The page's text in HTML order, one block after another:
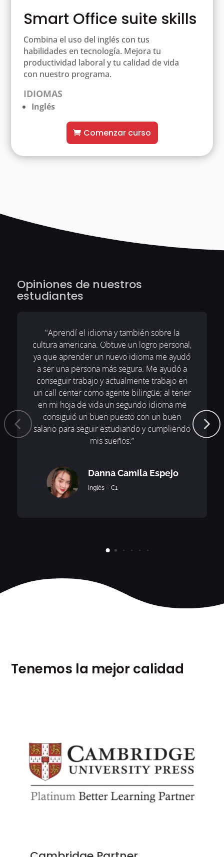
Smart Office suite skills
Combina el uso del inglés con tus
habilidades en tecnología. Mejora tu
productividad laboral y tu calidad de vida
con nuestro programa.
IDIOMAS
Inglés
Comenzar curso
Opiniones de nuestros
estudiantes
"Aprendí el idioma y también sobre la
cultura americana. Obtuve un logro personal,
ya que aprender un nuevo idioma me ayudó
a ser una persona más segura. Me ayudó a
conseguir trabajo y actualmente trabajo en
un call center como agente bilingüe; al tener
en mi hoja de vida un segundo idioma me
consiguió un buen puesto con un buen
salario para seguir estudiando y cumpliendo
mis sueños.”
Danna Camila Espejo
Inglés – C1
Tenemos la mejor calidad